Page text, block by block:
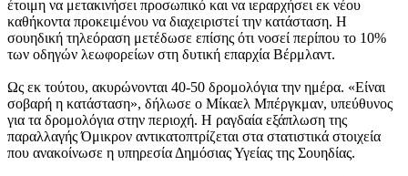
έτοιμη να μετακινήσει προσωπικό και να ιεραρχήσει εκ νέου
καθήκοντα προκειμένου να διαχειριστεί την κατάσταση. Η
σουηδική τηλεόραση μετέδωσε επίσης ότι νοσεί περίπου το 10%
των οδηγών λεωφορείων στη δυτική επαρχία Βέρμλαντ.
Ως εκ τούτου, ακυρώνονται 40-50 δρομολόγια την ημέρα. «Είναι
σοβαρή η κατάσταση», δήλωσε ο Μίκαελ Μπέργκμαν, υπεύθυνος
για τα δρομολόγια στην περιοχή. Η ραγδαία εξάπλωση της
παραλλαγής Όμικρον αντικατοπτρίζεται στα στατιστικά στοιχεία
που ανακοίνωσε η υπηρεσία Δημόσιας Υγείας της Σουηδίας.